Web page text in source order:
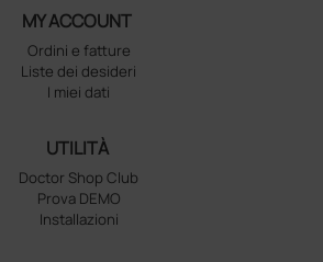
MY ACCOUNT
Ordini e fatture
Liste dei desideri
I miei dati
UTILITÀ
Doctor Shop Club
Prova DEMO
Installazioni